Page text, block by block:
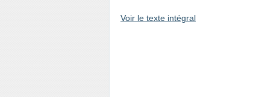
Voir le texte intégral